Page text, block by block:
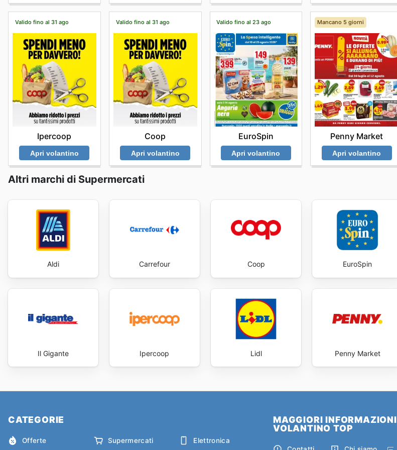
Valido fino al 31 ago
Ipercoop
Apri volantino
Valido fino al 31 ago
Coop
Apri volantino
Valido fino al 23 ago
EuroSpin
Apri volantino
Mancano 5 giorni
Penny Market
Apri volantino
Altri marchi di Supermercati
Aldi Carrefour Coop EuroSpin
Il Gigante Ipercoop Lidl Penny Market
CATEGORIE
Offerte Supermercati Elettronica
MAGGIORI INFORMAZIONI
VOLANTINO TOP